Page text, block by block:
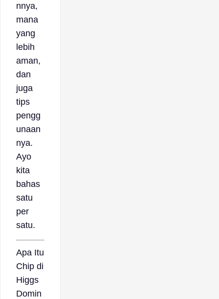
nnya,
mana
yang
lebih
aman,
dan
juga
tips
pengg
unaan
nya.
Ayo
kita
bahas
satu
per
satu.
Apa Itu
Chip di
Higgs
Domin